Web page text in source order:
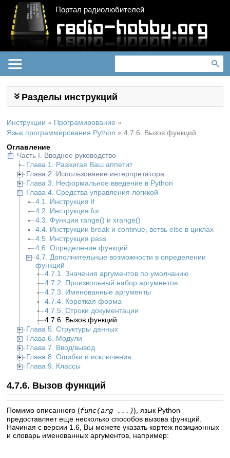
Портал радиолюбителей
Разделы инструкций
Инструкции » Програмирование »
Язык программирования Python » 4.7.6. Вызов функций
Оглавление
Часть I. Вводное руководство
Глава 1. Разжигая Ваш аппетит
Глава 2. Использование интерпретатора
Глава 3. Неформальное введение в Python
Глава 4. Средства управления логикой
4.1. Инструкция if
4.2. Инструкция for
4.3. Функции range() и xrange()
4.4. Инструкции break и continue, ветвь else в циклах
4.5. Инструкция pass
4.6. Определение функций
4.7. Дополнительные возможности в определении
функций
4.7.1. Значения аргументов по умолчанию
4.7.2. Произвольный набор аргументов
4.7.3. Именованные аргументы
4.7.4. Короткая форма
4.7.5. Строки документации
4.7.6. Вызов функций
Глава 5. Структуры данных
Глава 6. Модули
Глава 7. Ввод/вывод
Глава 8. Ошибки и исключения
Глава 9. Классы
4.7.6. Вызов функций
Помимо описанного (func(arg ...)), язык Python
предоставляет еще несколько способов вызова функций.
Начиная с версии 1.6, Вы можете указать кортеж позиционных
и словарь именованных аргументов, например: